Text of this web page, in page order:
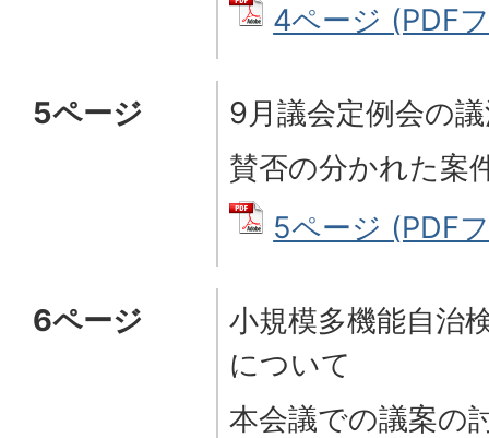
4ページ (PDF
5ページ
9月議会定例会の
賛否の分かれた案
5ページ (PDF
6ページ
小規模多機能自治
について
本会議での議案の